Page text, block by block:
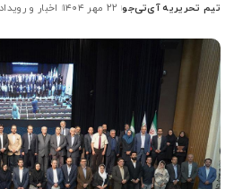
ارسال
توسط
تیم تحریریه آی‌تی‌جو ۲۲ مهر ۱۴۰۴ اخبار و